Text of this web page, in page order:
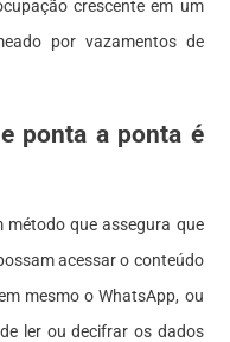
crescente em um
por vazamentos de
ponta a ponta é
que assegura que
acessar o conteúdo
mesmo o WhatsApp, ou
ler ou decifrar os dados